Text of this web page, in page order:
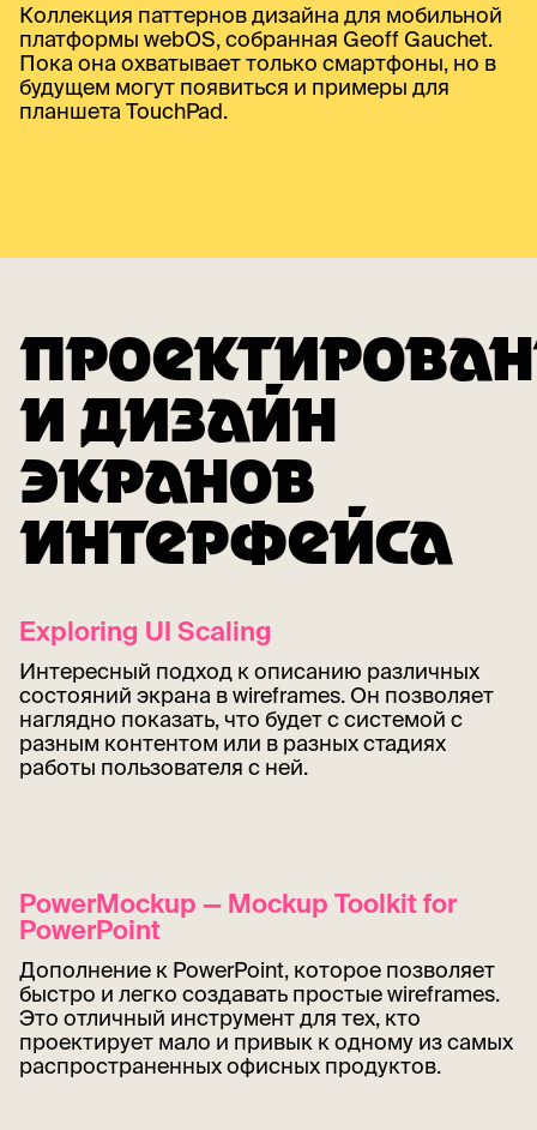
Коллекция паттернов дизайна для мобильной
платформы webOS, собранная Geoff Gauchet.
Пока она охватывает только смартфоны, но в
будущем могут появиться и примеры для
планшета TouchPad.
И ДИЗАЙН
ЭКРАНОВ
ИНТЕРФЕЙСА
Exploring UI Scaling
Интересный подход к описанию различных
состояний экрана в wireframes. Он позволяет
наглядно показать, что будет с системой с
разным контентом или в разных стадиях
работы пользователя с ней.
PowerMockup — Mockup Toolkit for
PowerPoint
Дополнение к PowerPoint, которое позволяет
быстро и легко создавать простые wireframes.
Это отличный инструмент для тех, кто
проектирует мало и привык к одному из самых
распространенных офисных продуктов.